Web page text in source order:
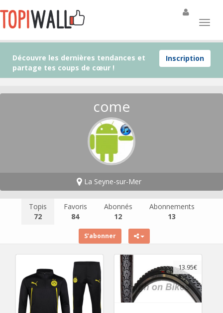
Inscription
Découvre les dernières tendances et
partage tes coups de cœur !
come
La Seyne-sur-Mer
Topis
72
Favoris
84
Abonnés
12
Abonnements
13
S’abonner
13.95€